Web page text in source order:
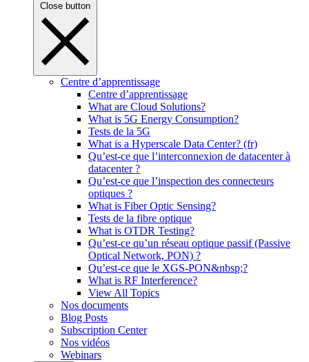
Close button
Centre d’apprentissage
Centre d’apprentissage
What are Cloud Solutions?
What is 5G Energy Consumption?
Tests de la 5G
What is a Hyperscale Data Center? (fr)
Qu’est-ce que l’interconnexion de datacenter à
datacenter ?
Qu’est-ce que l’inspection des connecteurs
optiques ?
What is Fiber Optic Sensing?
Tests de la fibre optique
What is OTDR Testing?
Qu’est-ce qu’un réseau optique passif (Passive
Optical Network, PON) ?
Qu’est-ce que le XGS-PON&nbsp;?
What is RF Interference?
View All Topics
Nos documents
Blog Posts
Subscription Center
Nos vidéos
Webinars